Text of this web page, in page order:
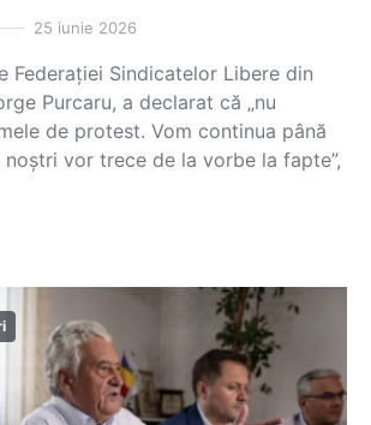
25 iunie 2026
Federației Sindicatelor Libere din
Purcaru, a declarat că „nu
de protest. Vom continua până
vor trece de la vorbe la fapte”,